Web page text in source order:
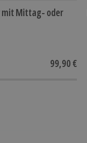
mit Mittag- oder
99,90 €